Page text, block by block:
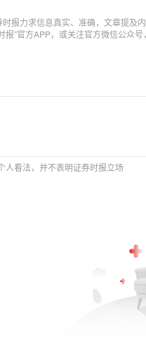
时报力求信息真实、准确，文章提及
报”官方APP，或关注官方微信公众
人看法，并不表明证券时报立场